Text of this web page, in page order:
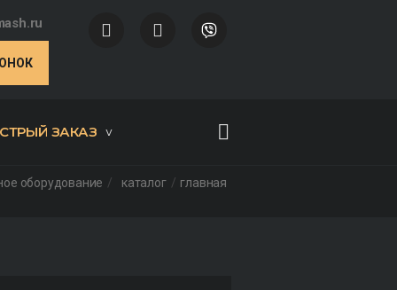
ЗАКАЗ
главная
каталог
оборудование